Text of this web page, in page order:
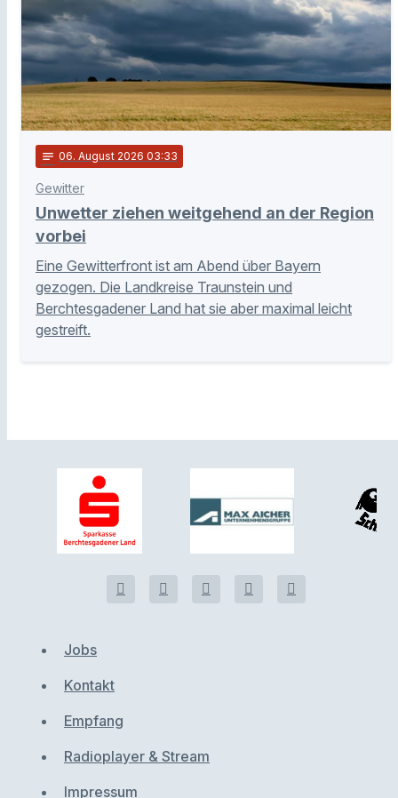
notes 06. August 2026 03:33
Gewitter
Unwetter ziehen weitgehend an der Region
vorbei
Eine Gewitterfront ist am Abend über Bayern
gezogen. Die Landkreise Traunstein und
Berchtesgadener Land hat sie aber maximal leicht
gestreift.
Jobs
Kontakt
Empfang
Radioplayer & Stream
Impressum